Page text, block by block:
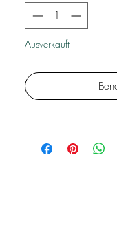
Ausverkauft